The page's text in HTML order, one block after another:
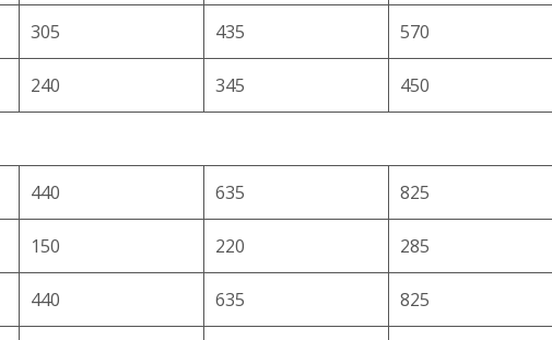
305 435 570
240 345 450
440 635 825
150 220 285
440 635 825